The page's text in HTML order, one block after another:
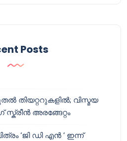
Posts
തിയറ്ററുകളിൽ; വിസ്മയ
അരങ്ങേറ്റം
‘ജി ഡി എൻ ‘ ഇന്ന്